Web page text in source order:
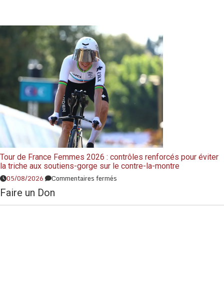
Tour de France Femmes 2026 : contrôles renforcés pour éviter
la triche aux soutiens-gorge sur le contre-la-montre
05/08/2026 Commentaires fermés
Faire un Don